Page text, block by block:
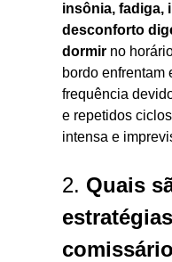
insônia, fadiga,
desconforto
dormir no
bordo enfrentam
frequência
e repetidos
intensa e
2. Quais